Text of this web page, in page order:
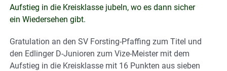
Aufstieg in die Kreisklasse jubeln, wo es dann sicher
ein Wiedersehen gibt.
Gratulation an den SV Forsting-Pfaffing zum Titel und
den Edlinger D-Junioren zum Vize-Meister mit dem
Aufstieg in die Kreisklasse mit 16 Punkten aus sieben